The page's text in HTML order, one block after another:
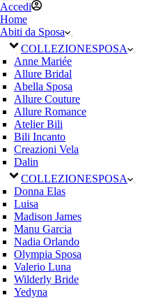
Accedi
Home
Abiti da Sposa
COLLEZIONESPOSA
Anne Mariée
Allure Bridal
Abella Sposa
Allure Couture
Allure Romance
Atelier Bili
Bili Incanto
Creazioni Vela
Dalin
COLLEZIONESPOSA
Donna Elas
Luisa
Madison James
Manu Garcia
Nadia Orlando
Olympia Sposa
Valerio Luna
Wilderly Bride
Yedyna